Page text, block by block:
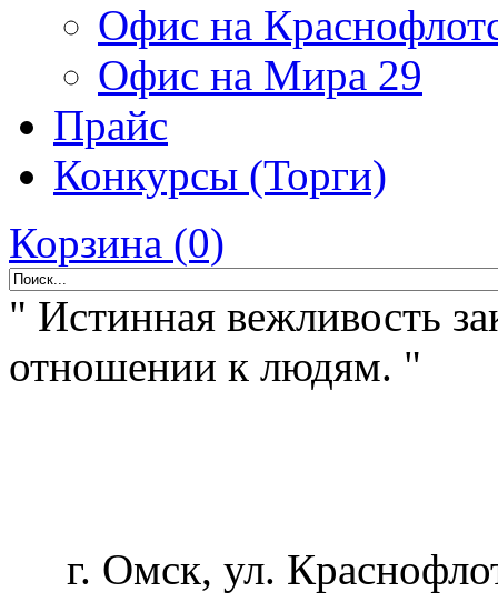
Офис на
Офис на Мира 29
Прайс
Конкурсы (Торги)
Корзина (0)
" Истинная вежливость
отношении к людям. "
г. Омск, ул.